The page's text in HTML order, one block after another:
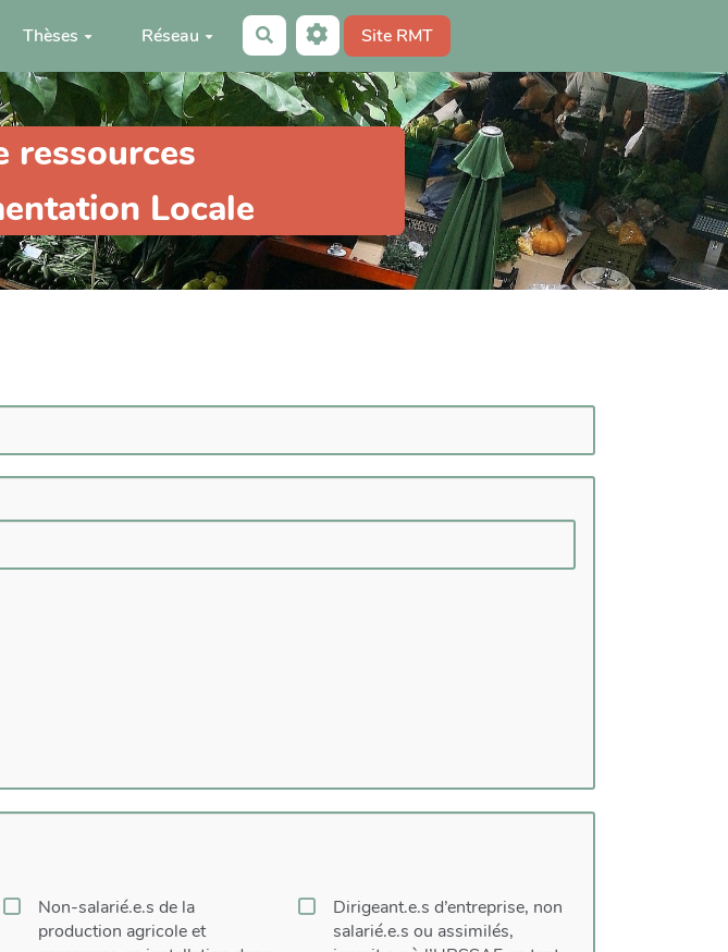
Thèses Réseau Rechercher Site RMT
ressources
Locale
Non-salarié.e.s de la
production agricole et
Dirigeant.e.s d’entreprise, non
salarié.e.s ou assimilés,